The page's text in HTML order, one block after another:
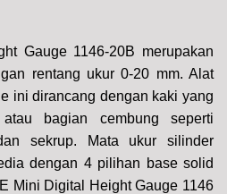
Gauge 1146-20B merupakan
rentang ukur 0-20 mm. Alat
ini dirancang dengan kaki yang
atau bagian cembung seperti
sekrup. Mata ukur silinder
dengan 4 pilihan base solid
Mini Digital Height Gauge 1146